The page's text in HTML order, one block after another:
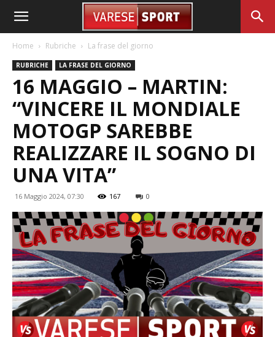
Home Rubriche La frase del giorno
RUBRICHE LA FRASE DEL GIORNO
16 MAGGIO – MARTIN:
“VINCERE IL MONDIALE
MOTOGP SAREBBE
REALIZZARE IL SOGNO DI
UNA VITA”
16 Maggio 2024, 07:30 167 0